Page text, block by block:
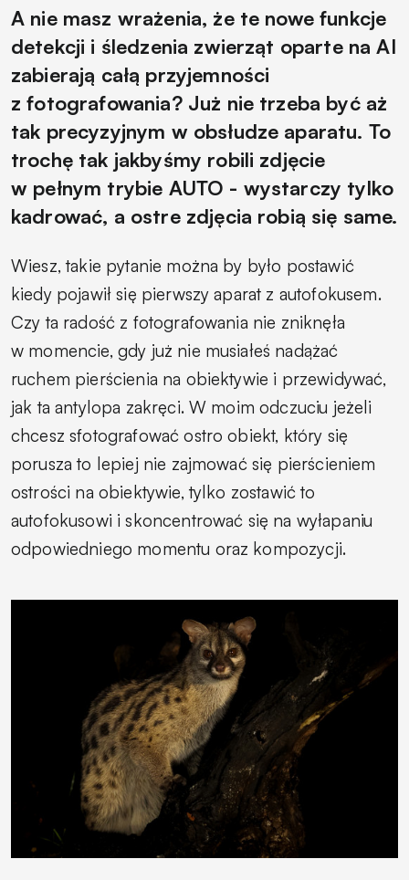
A nie masz wrażenia, że te nowe funkcje
detekcji i śledzenia zwierząt oparte na AI
zabierają całą przyjemności
z fotografowania? Już nie trzeba być aż
tak precyzyjnym w obsłudze aparatu. To
trochę tak jakbyśmy robili zdjęcie
w pełnym trybie AUTO - wystarczy tylko
kadrować, a ostre zdjęcia robią się same.
Wiesz, takie pytanie można by było postawić
kiedy pojawił się pierwszy aparat z autofokusem.
Czy ta radość z fotografowania nie zniknęła
w momencie, gdy już nie musiałeś nadążać
ruchem pierścienia na obiektywie i przewidywać,
jak ta antylopa zakręci. W moim odczuciu jeżeli
chcesz sfotografować ostro obiekt, który się
porusza to lepiej nie zajmować się pierścieniem
ostrości na obiektywie, tylko zostawić to
autofokusowi i skoncentrować się na wyłapaniu
odpowiedniego momentu oraz kompozycji.